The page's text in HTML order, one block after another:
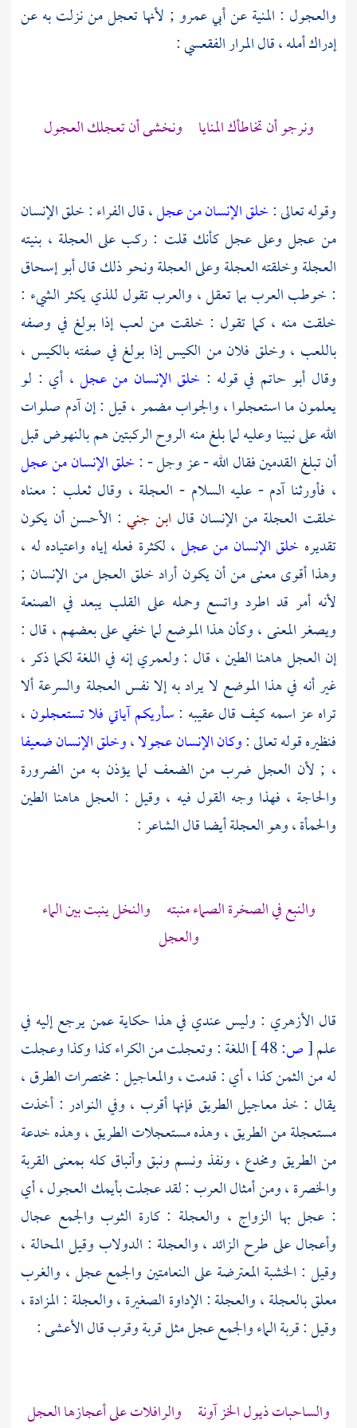
والعجول : المنية عنأبي عمرو; لأنها تعجل من نزلت به عن
إدراك أمله ، قالالمرار الفقعسي:
ونرجو أن تخاطأك المنايا ونخشى أن تعجلك العجول
وقوله تعالى :خلق الإنسان من عجل، قالالفراء: خلق الإنسان
من عجل وعلى عجل كأنك قلت : ركب على العجلة ، بنيته
العجلة وخلقته العجلة وعلى العجلة ونحو ذلك قالأبو إسحاق
: خوطب العرب بما تعقل ، والعرب تقول للذي يكثر الشيء :
خلقت منه ، كما تقول : خلقت من لعب إذا بولغ في وصفه
باللعب ، وخلق فلان من الكيس إذا بولغ في صفته بالكيس ،
وقال أبو حاتم في قوله : خلق الإنسان من عجل ، أي : لو
يعلمون ما استعجلوا ، والجواب مضمر ، قيل : إن آدم صلوات
الله على نبينا وعليه لما بلغ منه الروح الركبتين هم بالنهوض قبل
أن تبلغ القدمين فقال الله - عز وجل - :خلق الإنسان من عجل
، فأورثنا آدم - عليه السلام - العجلة ، وقالثعلب : معناه
خلقت العجلة من الإنسان قال ابن جني : الأحسن أن يكون
تقديره خلق الإنسان من عجل ، لكثرة فعله إياه واعتياده له ،
وهذا أقوى معنى من أن يكون أراد خلق العجل من الإنسان ;
لأنه أمر قد اطرد واتسع وحمله على القلب يبعد في الصنعة
ويصغر المعنى ، وكأن هذا الموضع لما خفي على بعضهم ، قال :
إن العجل هاهنا الطين ، قال : ولعمري إنه في اللغة لكما ذكر ،
غير أنه في هذا الموضع لا يراد به إلا نفس العجلة والسرعة ألا
تراه عز اسمه كيف قال عقيبه :سأريكم آياتي فلا تستعجلون ،
فنظيره قوله تعالى :وكان الإنسان عجولا،وخلق الإنسان ضعيفا
، ; لأن العجل ضرب من الضعف لما يؤذن به من الضرورة
والحاجة ، فهذا وجه القول فيه ، وقيل : العجل هاهنا الطين
والحمأة ، وهو العجلة أيضا قال الشاعر :
والنبع في الصخرة الصماء منبته والنخل ينبت بين الماء
والعجل
قال الأزهري : وليس عندي في هذا حكاية عمن يرجع إليه في
علم[ص:
اللغة : وتعجلت من الكراء كذا وكذا وعجلت
له من الثمن كذا ، أي : قدمت ، والمعاجيل : مختصرات الطرق ،
يقال : خذ معاجيل الطريق فإنها أقرب ، وفي النوادر : أخذت
مستعجلة من الطريق ، وهذه مستعجلات الطريق ، وهذه خدعة
من الطريق ومخدع ، ونفذ ونسم ونبق وأنباق كله بمعنى القربة
والخصرة ، ومن أمثال العرب : لقد عجلت بأيمك العجول ، أي
: عجل بها الزواج ، والعجلة : كارة الثوب والجمع عجال
وأعجال على طرح الزائد ، والعجلة : الدولاب وقيل المحالة ،
وقيل : الخشبة المعترضة على النعامتين والجمع عجل ، والغرب
معلق بالعجلة ، والعجلة : الإداوة الصغيرة ، والعجلة : المزادة ،
وقيل : قربة الماء والجمع عجل مثل قربة وقرب قالالأعشى:
والساحبات ذيول الخز آونة والرافلات على أعجازها العجل